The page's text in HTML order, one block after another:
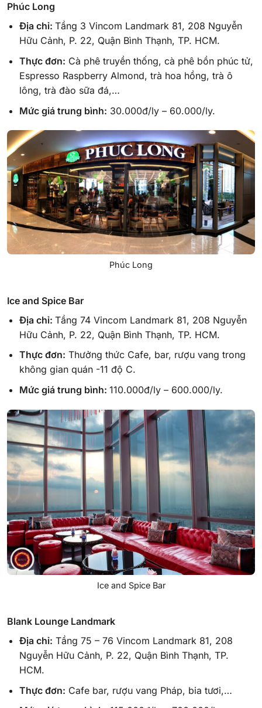
Phúc Long
Địa chỉ: Tầng 3 Vincom Landmark 81, 208 Nguyễn
Hữu Cảnh, P. 22, Quận Bình Thạnh, TP. HCM.
Thực đơn: Cà phê truyền thống, cà phê bồn phúc tử,
Espresso Raspberry Almond, trà hoa hồng, trà ô
lông, trà đào sữa đá,…
Mức giá trung bình: 30.000đ/ly – 60.000/ly.
Phúc Long
Ice and Spice Bar
Địa chỉ: Tầng 74 Vincom Landmark 81, 208 Nguyễn
Hữu Cảnh, P. 22, Quận Bình Thạnh, TP. HCM.
Thực đơn: Thưởng thức Cafe, bar, rượu vang trong
không gian quán -11 độ C.
Mức giá trung bình: 110.000đ/ly – 600.000/ly.
Ice and Spice Bar
Blank Lounge Landmark
Địa chỉ: Tầng 75 – 76 Vincom Landmark 81, 208
Nguyễn Hữu Cảnh, P. 22, Quận Bình Thạnh, TP.
HCM.
Thực đơn: Cafe bar, rượu vang Pháp, bia tươi,…